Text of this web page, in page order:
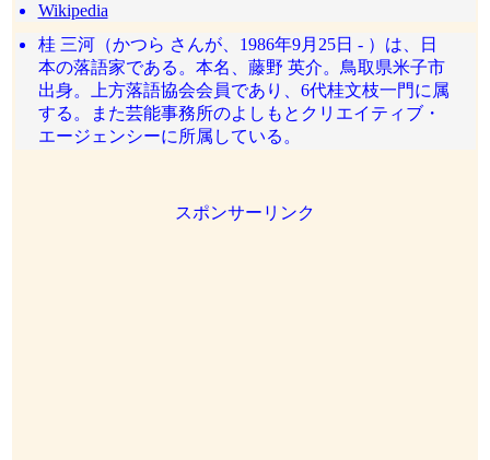
Wikipedia
桂 三河（かつら さんが、1986年9月25日 - ）は、日
本の落語家である。本名、藤野 英介。鳥取県米子市
出身。上方落語協会会員であり、6代桂文枝一門に属
する。また芸能事務所のよしもとクリエイティブ・
エージェンシーに所属している。
スポンサーリンク